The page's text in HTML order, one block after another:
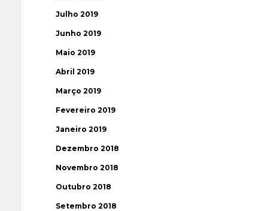
Julho 2019
Junho 2019
Maio 2019
Abril 2019
Março 2019
Fevereiro 2019
Janeiro 2019
Dezembro 2018
Novembro 2018
Outubro 2018
Setembro 2018